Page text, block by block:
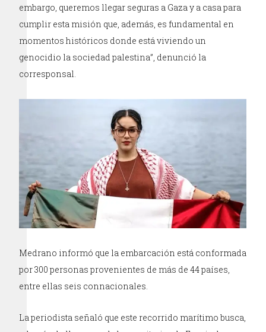
embargo, queremos llegar seguras a Gaza y a casa para
cumplir esta misión que, además, es fundamental en
momentos históricos donde está viviendo un
genocidio la sociedad palestina”, denunció la
corresponsal.
Medrano informó que la embarcación está conformada
por 300 personas provenientes de más de 44 países,
entre ellas seis connacionales.
La periodista señaló que este recorrido marítimo busca,